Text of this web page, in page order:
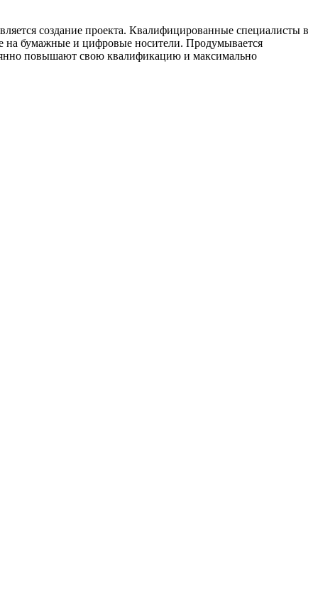
создание проекта. Квалифицированные специалисты в
на бумажные и цифровые носители. Продумывается
повышают свою квалификацию и максимально